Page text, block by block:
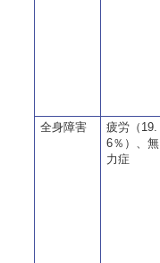
全身障害
疲労（19.
6％）、無
力症